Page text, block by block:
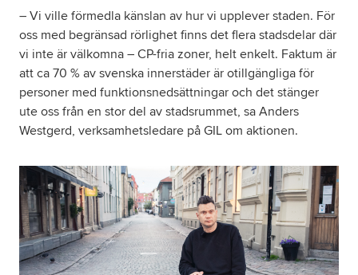
– Vi ville förmedla känslan av hur vi upplever staden. För
oss med begränsad rörlighet finns det flera stadsdelar där
vi inte är välkomna – CP-fria zoner, helt enkelt. Faktum är
att ca 70 % av svenska innerstäder är otillgängliga för
personer med funktionsnedsättningar och det stänger
ute oss från en stor del av stadsrummet, sa Anders
Westgerd, verksamhetsledare på GIL om aktionen.